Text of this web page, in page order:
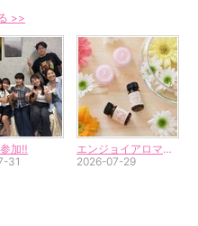
>>
加‼︎
31
エンジョイアロマ講座
2026-07-29